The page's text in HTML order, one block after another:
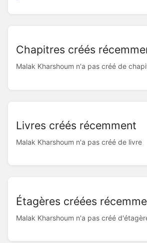
Chapitres créés
Malak Kharshoum n'a pas créé de
Livres créés récemment
Malak Kharshoum n'a pas créé de livre
Étagères créées
Malak Kharshoum n'a pas créé